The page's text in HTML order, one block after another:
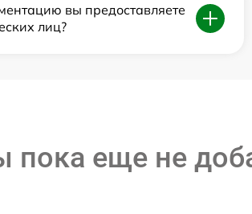
вы предоставляете
лиц?
пока еще не